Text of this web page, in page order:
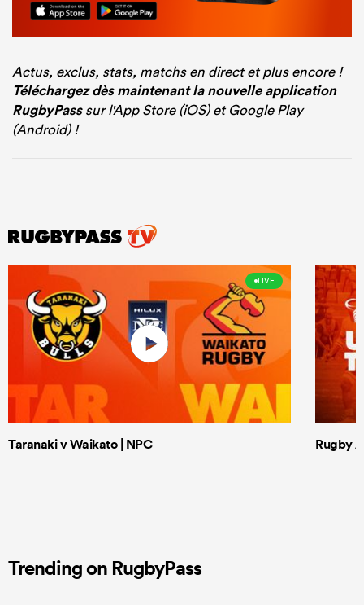
Actus, exclus, stats, matchs en direct et plus encore !
Téléchargez dès maintenant la nouvelle application
RugbyPasssur l'App Store (iOS) et Google Play
(Android) !
LIVE
Taranaki v Waikato | NPC Rugby
Trending on RugbyPass